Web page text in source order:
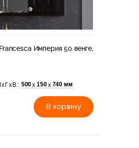
Империя 50 венге,
500х 150х 740 мм
В корзину